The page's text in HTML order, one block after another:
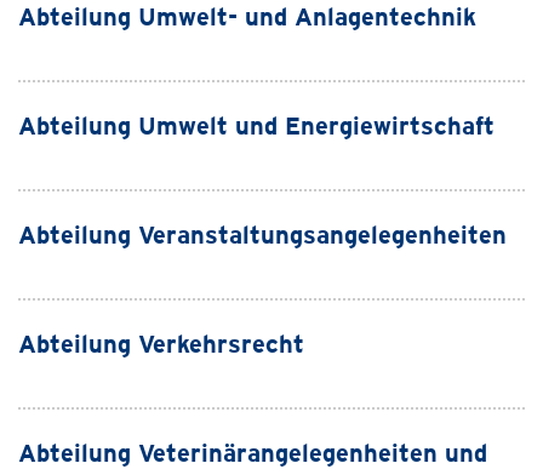
Abteilung Umwelt- und Anlagentechnik
Abteilung Umwelt und Energiewirtschaft
Abteilung Veranstaltungsangelegenheiten
Abteilung Verkehrsrecht
Abteilung Veterinärangelegenheiten und